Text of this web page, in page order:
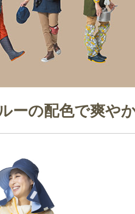
ーの配色で爽や